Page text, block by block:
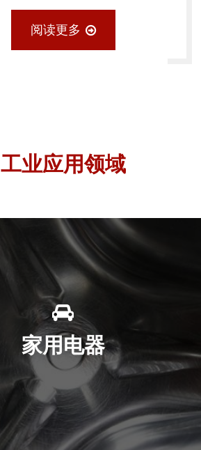
阅读更多
工业应用领域
家用电器